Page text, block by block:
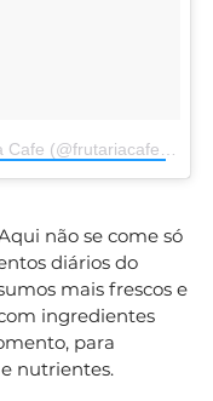
Uma publicação partilhada por Frutaria Cafe (@frutariacafe)
a
não se come só
diários do
mais frescos e
ingredientes
para
nutrientes.